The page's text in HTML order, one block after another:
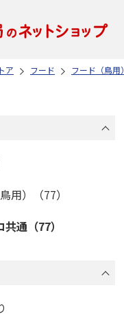
ア フード フード（鳥用）
用）（77）
通（77）